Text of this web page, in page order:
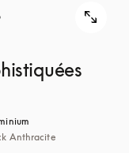
Anthracite